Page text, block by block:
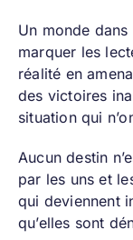
Un monde
marquer les
réalité en
des victoires
situation qui
Aucun destin
par les uns et
qui deviennent
qu’elles sont